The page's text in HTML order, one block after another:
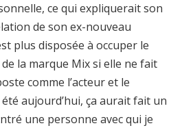
ce qui expliquerait son
de son ex-nouveau
plus disposée à occuper le
la marque Mix si elle ne fait
comme l’acteur et le
aujourd’hui, ça aurait fait un
une personne avec qui je